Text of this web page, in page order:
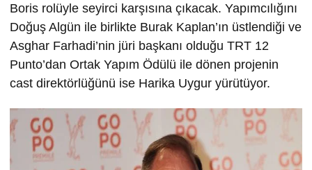
Boris rolüyle seyirci karşısına çıkacak. Yapımcılığını
Doğuş Algün ile birlikte Burak Kaplan’ın üstlendiği ve
Asghar Farhadi’nin jüri başkanı olduğu TRT 12
Punto’dan Ortak Yapım Ödülü ile dönen projenin
cast direktörlüğünü ise Harika Uygur yürütüyor.